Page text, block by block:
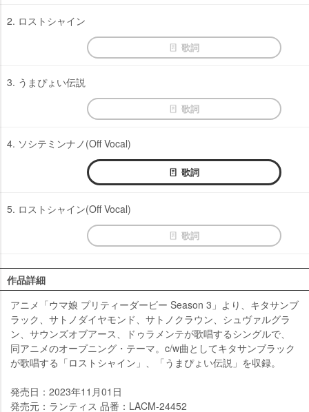
2. ロストシャイン
歌詞
3. うまぴょい伝説
歌詞
4. ソシテミンナノ(Off Vocal)
歌詞
5. ロストシャイン(Off Vocal)
歌詞
作品詳細
アニメ「ウマ娘 プリティーダービー Season 3」より、キタサンブ
ラック、サトノダイヤモンド、サトノクラウン、シュヴァルグラ
ン、サウンズオブアース、ドゥラメンテが歌唱するシングルで、
同アニメのオープニング・テーマ。c/w曲としてキタサンブラック
が歌唱する「ロストシャイン」、「うまぴょい伝説」を収録。
発売日：2023年11月01日
発売元：ランティス 品番：LACM-24452